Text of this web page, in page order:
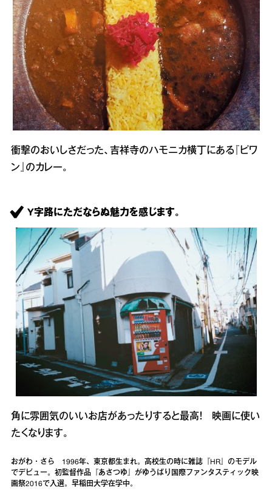
衝撃のおいしさだった、吉祥寺のハモニカ横丁にある『ピワ
ン』のカレー。
Y字路にただならぬ魅力を感じます。
角に雰囲気のいいお店があったりすると最高！ 映画に使い
たくなります。
おがわ・さら 1996年、東京都生まれ。高校生の時に雑誌『HR』のモデル
でデビュー。初監督作品『あさつゆ』がゆうばり国際ファンタスティック映
画祭2016で入選。早稲田大学在学中。